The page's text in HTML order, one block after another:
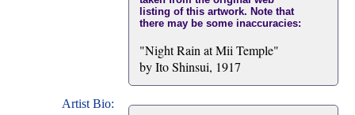
listing of this artwork. Note that
there may be some inaccuracies:
"Night Rain at Mii Temple"
by Ito Shinsui, 1917
Artist Bio: